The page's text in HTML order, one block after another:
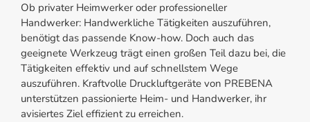
Ob privater Heimwerker oder professioneller
Handwerker: Handwerkliche Tätigkeiten auszuführen,
benötigt das passende Know-how. Doch auch das
geeignete Werkzeug trägt einen großen Teil dazu bei, die
Tätigkeiten effektiv und auf schnellstem Wege
auszuführen. Kraftvolle Druckluftgeräte von PREBENA
unterstützen passionierte Heim- und Handwerker, ihr
avisiertes Ziel effizient zu erreichen.